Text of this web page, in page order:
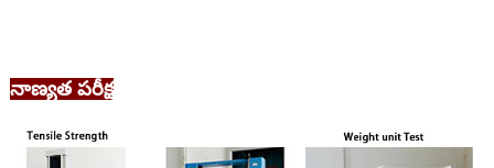
నాణ్యత పరీక్ష